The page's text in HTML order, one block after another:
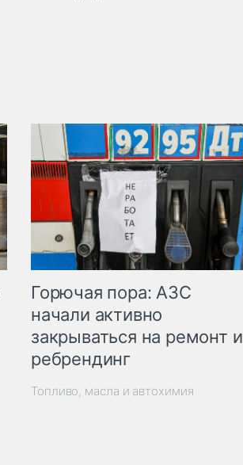
Горючая пора: АЗС
начали активно
закрываться на ремонт и
ребрендинг
Топливо, масла и автохимия